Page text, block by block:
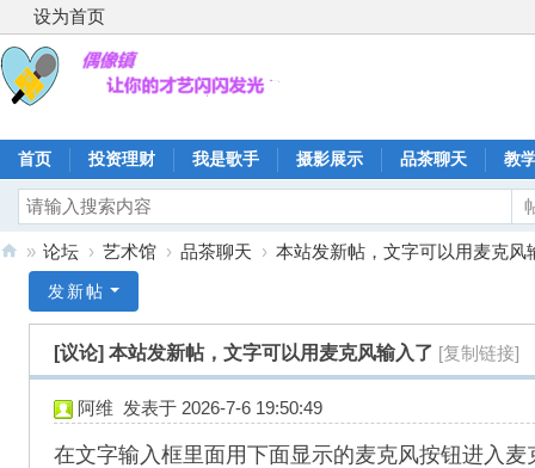
设为首页
首页 投资理财 我是歌手 摄影展示 品茶聊天 教
» 论坛 › 艺术馆 › 品茶聊天 › 本站发新帖，文字可以用麦克风
发新帖
[议论] 本站发新帖，文字可以用麦克风输入了 [复制链接]
阿维 发表于 2026-7-6 19:50:49
在文字输入框里面用下面显示的麦克风按钮进入